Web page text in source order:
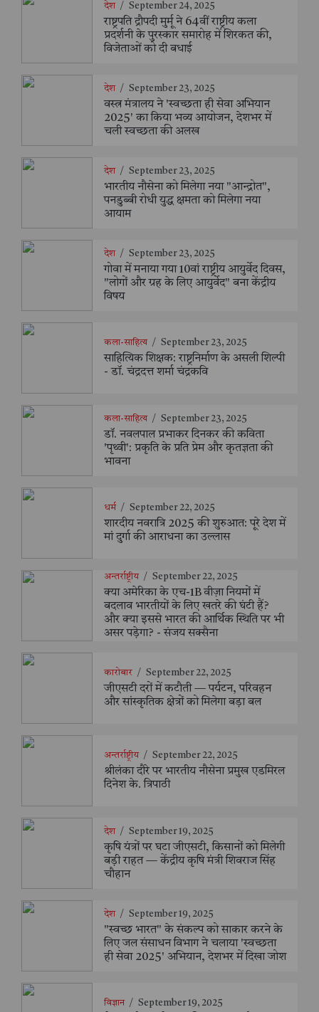
देश / September 24, 2025
राष्ट्रपति द्रौपदी मुर्मू ने 64वीं राष्ट्रीय कला
प्रदर्शनी के पुरस्कार समारोह में शिरकत की,
विजेताओं को दी बधाई
देश / September 23, 2025
वस्त्र मंत्रालय ने 'स्वच्छता ही सेवा अभियान
2025' का किया भव्य आयोजन, देशभर में
चली स्वच्छता की अलख
देश / September 23, 2025
भारतीय नौसेना को मिलेगा नया "आन्द्रोत",
पनडुब्बी रोधी युद्ध क्षमता को मिलेगा नया
आयाम
देश / September 23, 2025
गोवा में मनाया गया 10वां राष्ट्रीय आयुर्वेद दिवस,
"लोगों और ग्रह के लिए आयुर्वेद" बना केंद्रीय
विषय
कला-साहित्य / September 23, 2025
साहित्यिक शिक्षक: राष्ट्रनिर्माण के असली शिल्पी
- डॉ. चंद्रदत्त शर्मा चंद्रकवि
कला-साहित्य / September 23, 2025
डॉ. नवलपाल प्रभाकर दिनकर की कविता
'पृथ्वी': प्रकृति के प्रति प्रेम और कृतज्ञता की
भावना
धर्म / September 22, 2025
शारदीय नवरात्रि 2025 की शुरुआत: पूरे देश में
मां दुर्गा की आराधना का उल्लास
अन्तर्राष्ट्रीय / September 22, 2025
क्या अमेरिका के एच-1B वीज़ा नियमों में
बदलाव भारतीयों के लिए खतरे की घंटी हैं?
और क्या इससे भारत की आर्थिक स्थिति पर भी
असर पड़ेगा? - संजय सक्सैना
कारोबार / September 22, 2025
जीएसटी दरों में कटौती — पर्यटन, परिवहन
और सांस्कृतिक क्षेत्रों को मिलेगा बड़ा बल
अन्तर्राष्ट्रीय / September 22, 2025
श्रीलंका दौरे पर भारतीय नौसेना प्रमुख एडमिरल
दिनेश के. त्रिपाठी
देश / September 19, 2025
कृषि यंत्रों पर घटा जीएसटी, किसानों को मिलेगी
बड़ी राहत — केंद्रीय कृषि मंत्री शिवराज सिंह
चौहान
देश / September 19, 2025
"स्वच्छ भारत" के संकल्प को साकार करने के
लिए जल संसाधन विभाग ने चलाया 'स्वच्छता
ही सेवा 2025' अभियान, देशभर में दिखा जोश
विज्ञान / September 19, 2025